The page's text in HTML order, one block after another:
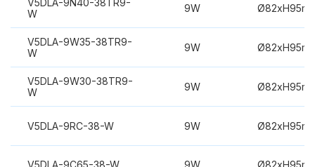
V5DLA-9N40-38TR9-
W
9W
V5DLA-9W35-38TR9-
W
9W
V5DLA-9W30-38TR9-
W
9W
V5DLA-9RC-38-W 9W